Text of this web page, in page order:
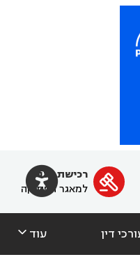
 
רכישת מנוי
למאגר הפסיקה
דין עוד 